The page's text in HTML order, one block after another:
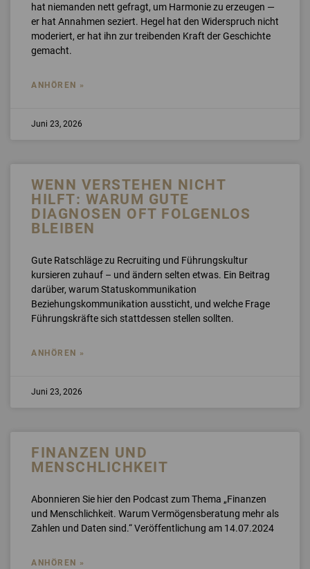
hat niemanden nett gefragt, um Harmonie zu erzeugen —
er hat Annahmen seziert. Hegel hat den Widerspruch nicht
moderiert, er hat ihn zur treibenden Kraft der Geschichte
gemacht.
ANHÖREN »
Juni 23, 2026
WENN VERSTEHEN NICHT
HILFT: WARUM GUTE
DIAGNOSEN OFT FOLGENLOS
BLEIBEN
Gute Ratschläge zu Recruiting und Führungskultur
kursieren zuhauf – und ändern selten etwas. Ein Beitrag
darüber, warum Statuskommunikation
Beziehungskommunikation aussticht, und welche Frage
Führungskräfte sich stattdessen stellen sollten.
ANHÖREN »
Juni 23, 2026
FINANZEN UND
MENSCHLICHKEIT
Abonnieren Sie hier den Podcast zum Thema „Finanzen
und Menschlichkeit. Warum Vermögensberatung mehr als
Zahlen und Daten sind.“ Veröffentlichung am 14.07.2024
ANHÖREN »